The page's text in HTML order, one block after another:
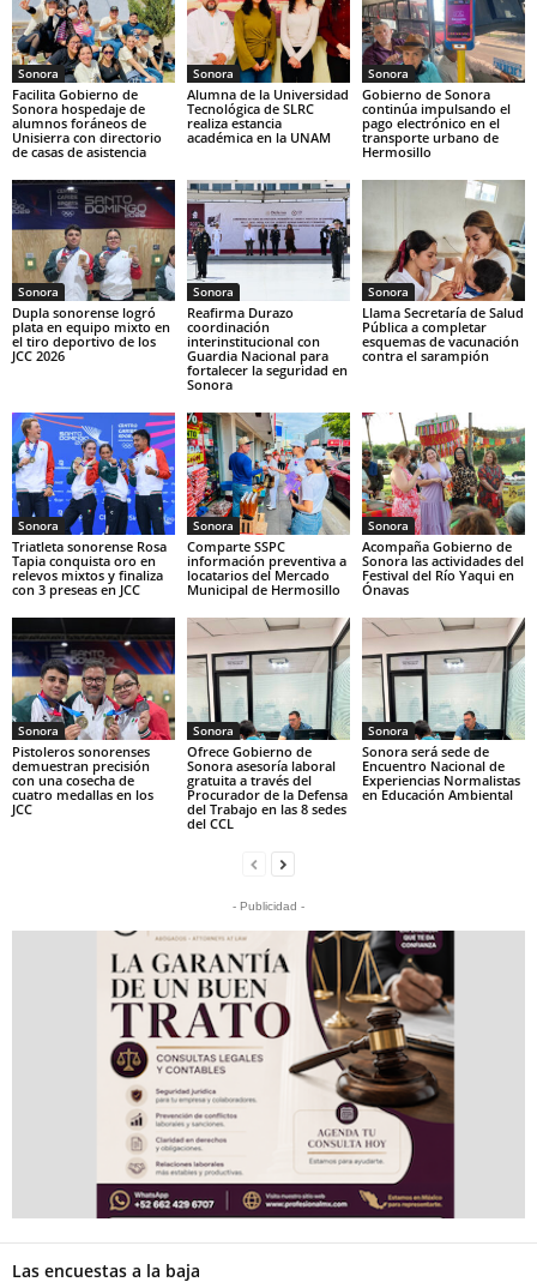
Sonora
Facilita Gobierno de
Sonora hospedaje de
alumnos foráneos de
Unisierra con directorio
de casas de asistencia
Sonora
Alumna de la Universidad
Tecnológica de SLRC
realiza estancia
académica en la UNAM
Sonora
Gobierno de Sonora
continúa impulsando el
pago electrónico en el
transporte urbano de
Hermosillo
Sonora
Dupla sonorense logró
plata en equipo mixto en
el tiro deportivo de los
JCC 2026
Sonora
Reafirma Durazo
coordinación
interinstitucional con
Guardia Nacional para
fortalecer la seguridad en
Sonora
Sonora
Llama Secretaría de Salud
Pública a completar
esquemas de vacunación
contra el sarampión
Sonora
Triatleta sonorense Rosa
Tapia conquista oro en
relevos mixtos y finaliza
con 3 preseas en JCC
Sonora
Comparte SSPC
información preventiva a
locatarios del Mercado
Municipal de Hermosillo
Sonora
Acompaña Gobierno de
Sonora las actividades del
Festival del Río Yaqui en
Ónavas
Sonora
Pistoleros sonorenses
demuestran precisión
con una cosecha de
cuatro medallas en los
JCC
Sonora
Ofrece Gobierno de
Sonora asesoría laboral
gratuita a través del
Procurador de la Defensa
del Trabajo en las 8 sedes
del CCL
Sonora
Sonora será sede de
Encuentro Nacional de
Experiencias Normalistas
en Educación Ambiental
- Publicidad -
Las encuestas a la baja